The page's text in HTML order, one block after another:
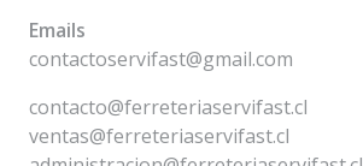
Emails
contactoservifast@gmail.com
contacto@ferreteriaservifast.cl
ventas@ferreteriaservifast.cl